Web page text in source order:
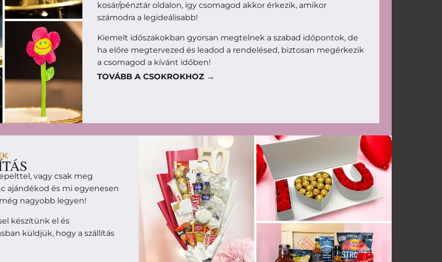
kosár/pénztár oldalon, így csomagod akkor érkezik, amikor
számodra a legideálisabb!
Kiemelt időszakokban gyorsan megtelnek a szabad időpontok, de
ha előre megtervezed és leadod a rendelésed, biztosan megérkezik
a csomagod a kívánt időben!
TOVÁBB A CSOKROKHOZ →
vagy csak meg
ajándékod és mi egyenesen
nagyobb legyen!
készítünk el és
küldjük, hogy a szállítás